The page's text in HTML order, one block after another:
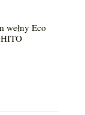
wełny Eco